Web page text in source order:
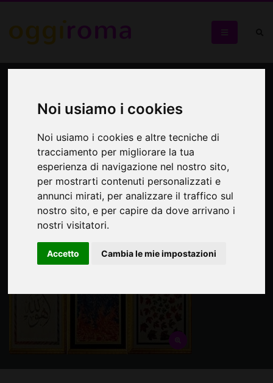
Noi usiamo i cookies
Noi usiamo i cookies e altre tecniche di
tracciamento per migliorare la tua
esperienza di navigazione nel nostro sito,
per mostrarti contenuti personalizzati e
annunci mirati, per analizzare il traffico sul
nostro sito, e per capire da dove arrivano i
nostri visitatori.
Accetto Cambia le mie impostazioni
di pittura sull’acqua)
dell’artista turca Ilkay
Şamlı
Ilkay Şamlı